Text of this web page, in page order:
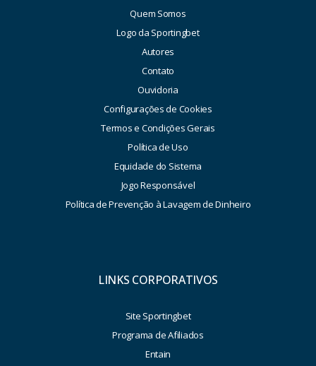
Quem Somos
Logo da Sportingbet
Autores
Contato
Ouvidoria
Configurações de Cookies
Termos e Condições Gerais
Política de Uso
Equidade do Sistema
Jogo Responsável
Política de Prevenção à Lavagem de Dinheiro
LINKS CORPORATIVOS
Site Sportingbet
Programa de Afiliados
Entain